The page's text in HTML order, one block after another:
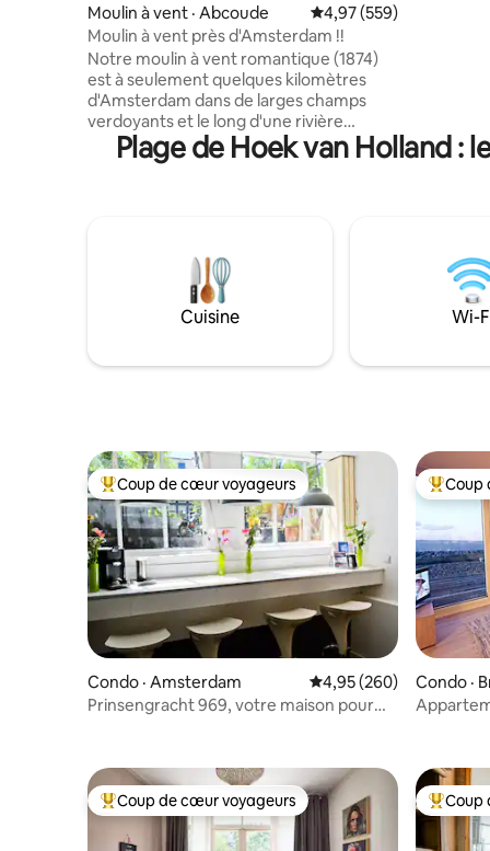
Moulin à vent · Abcoude Note moyenne de 4,97
4,97 (559)
Moulin à vent près d'Amsterdam !!
Notre moulin à vent romantique (1874)
est à seulement quelques kilomètres
d'Amsterdam dans de larges champs
verdoyants et le long d'une rivière
sinueuse : « Gein ». Accès facile à
Amsterdam en voiture, en train ou à
toilettes et une salle de bain avec
baignoire/douche. Vélos disponibles +
kayak. Laissez juste un peu d'argent
supplémentaire si vous les avez utilisés.
eau de baignade et petit débarcadère
autant
Plage de Hoek van Holland :
Cuisine Wi-
Coup de cœur voyageurs parmi les plus aimés
Coup de cœur voyageurs
Condo · Amsterdam Note moyenne de 4,95
4,95 (260)
Prinsengracht 969, votre maison pour
Coup
Coup
Condo ·
Coup de cœur voyageurs parmi les plus aimés
Coup de cœur voyageurs Coup
Coup